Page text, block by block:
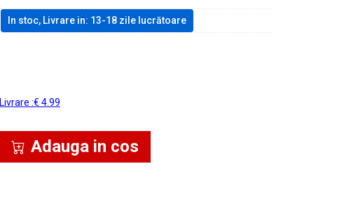
In stoc, Livrare in: 13-18 zile lucrătoare
Livrare :€ 4.99
Adauga in cos